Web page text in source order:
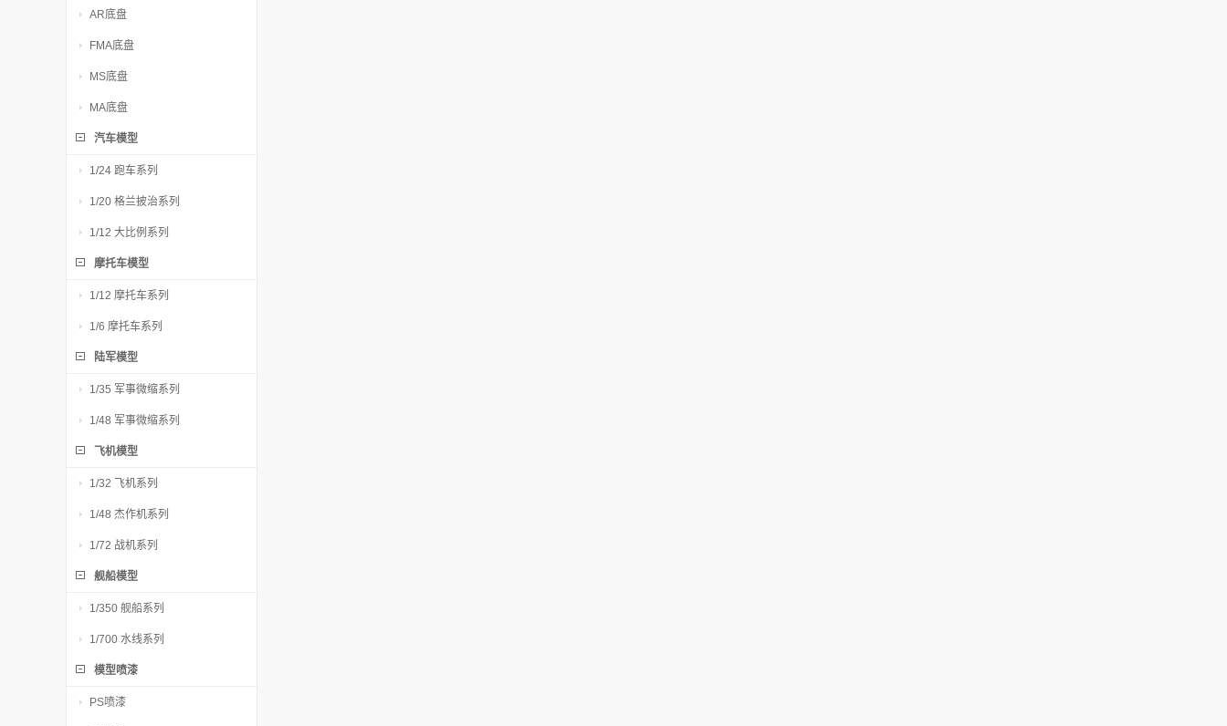
AR底盘
FMA底盘
MS底盘
MA底盘
汽车模型
1/24 跑车系列
1/20 格兰披治系列
1/12 大比例系列
摩托车模型
1/12 摩托车系列
1/6 摩托车系列
陆军模型
1/35 军事微缩系列
1/48 军事微缩系列
飞机模型
1/32 飞机系列
1/48 杰作机系列
1/72 战机系列
舰船模型
1/350 舰船系列
1/700 水线系列
模型喷漆
PS喷漆